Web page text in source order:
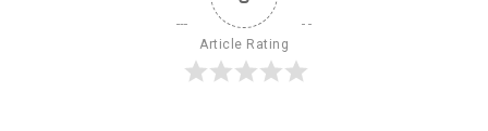
Article Rating